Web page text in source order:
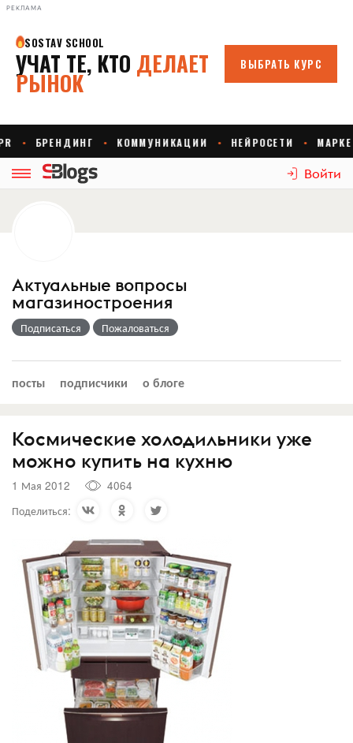
РЕКЛАМА
Войти
Актуальные вопросы
магазиностроения
Подписаться Пожаловаться
посты подписчики о блоге
Космические холодильники уже
можно купить на кухню
1 Мая 2012
4064
Поделиться: